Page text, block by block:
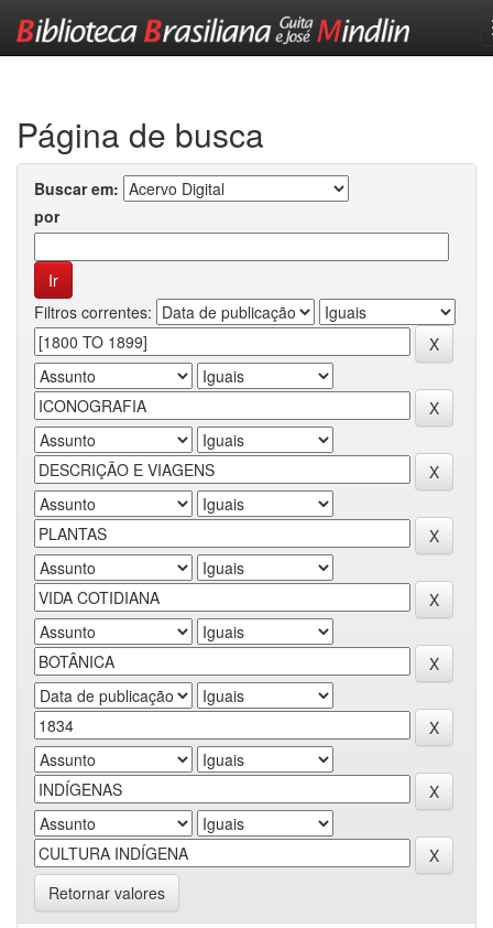
Página de busca
Buscar em:
por
Filtros correntes:
Retornar valores